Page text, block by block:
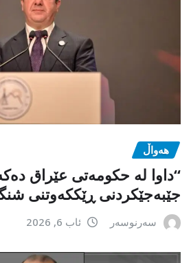
هەواڵ
“داوا لە حكومەتی عێراق
جێبەجێكردنی ڕێككەوتنی
سەرنوسەر ئاب 6, 2026